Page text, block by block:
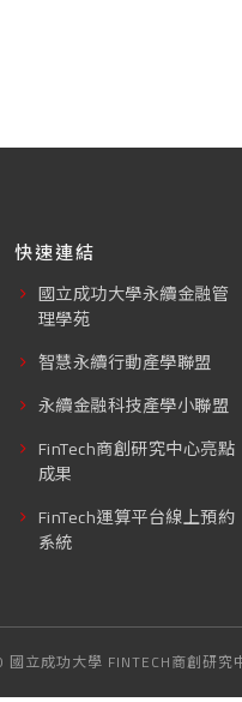
快速連結
國立成功大學永續金融管
理學苑
智慧永續行動產學聯盟
永續金融科技產學小聯盟
FinTech商創研究中心亮點
成果
FinTech運算平台線上預約
系統
立成功大學 FINTECH商創研究